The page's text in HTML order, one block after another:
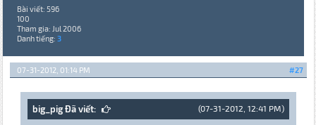
Bài viết: 596
100
Tham gia: Jul 2006
Danh tiếng: 3
#27
07-31-2012, 01:14 PM
(07-31-2012, 12:41 PM)
big_pig Đã viết: